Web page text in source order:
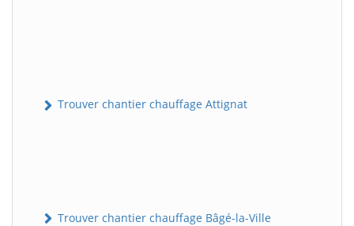
Trouver chantier chauffage Attignat
Trouver chantier chauffage Bâgé-la-Ville